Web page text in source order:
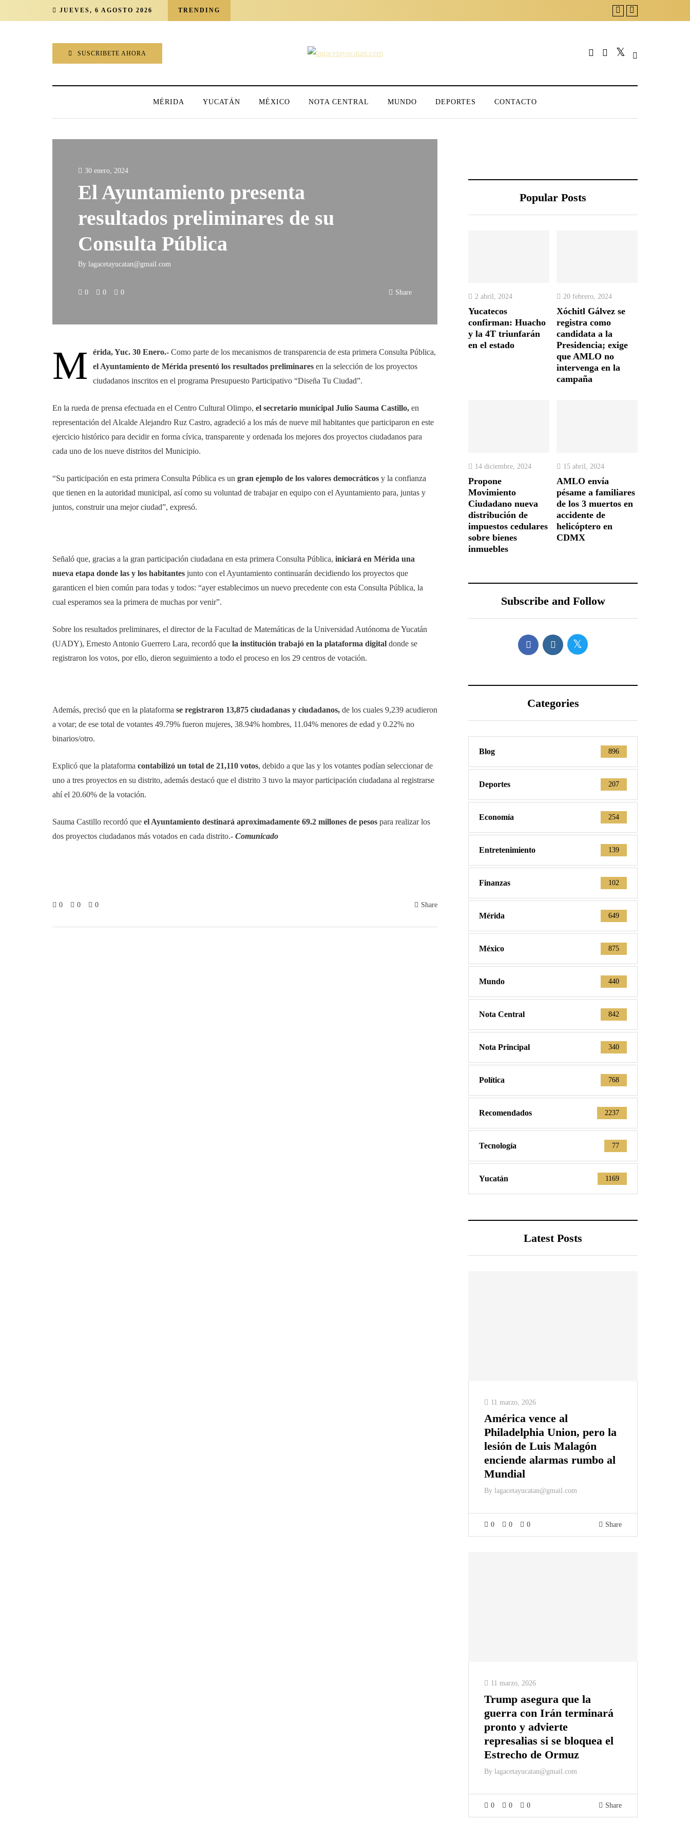
JUEVES, 6 AGOSTO 2026 TRENDING
SUSCRIBETE AHORA
MÉRIDA YUCATÁN MÉXICO NOTA CENTRAL MUNDO DEPORTES CONTACTO
30 enero, 2024
El Ayuntamiento presenta
resultados preliminares de su
Consulta Pública
By lagacetayucatan@gmail.com
0 0 0 Share
M érida, Yuc. 30 Enero.- Como parte de los mecanismos de transparencia de esta primera Consulta Pública,
el Ayuntamiento de Mérida presentó los resultados preliminares en la selección de los proyectos
ciudadanos inscritos en el programa Presupuesto Participativo “Diseña Tu Ciudad”.
En la rueda de prensa efectuada en el Centro Cultural Olimpo, el secretario municipal Julio Sauma Castillo, en
representación del Alcalde Alejandro Ruz Castro, agradeció a los más de nueve mil habitantes que participaron en este
ejercicio histórico para decidir en forma cívica, transparente y ordenada los mejores dos proyectos ciudadanos para
cada uno de los nueve distritos del Municipio.
“Su participación en esta primera Consulta Pública es un gran ejemplo de los valores democráticos y la confianza
que tienen en la autoridad municipal, así como su voluntad de trabajar en equipo con el Ayuntamiento para, juntas y
juntos, construir una mejor ciudad”, expresó.
Señaló que, gracias a la gran participación ciudadana en esta primera Consulta Pública, iniciará en Mérida una
nueva etapa donde las y los habitantes junto con el Ayuntamiento continuarán decidiendo los proyectos que
garanticen el bien común para todas y todos: “ayer establecimos un nuevo precedente con esta Consulta Pública, la
cual esperamos sea la primera de muchas por venir”.
Sobre los resultados preliminares, el director de la Facultad de Matemáticas de la Universidad Autónoma de Yucatán
(UADY), Ernesto Antonio Guerrero Lara, recordó que la institución trabajó en la plataforma digital donde se
registraron los votos, por ello, dieron seguimiento a todo el proceso en los 29 centros de votación.
Además, precisó que en la plataforma se registraron 13,875 ciudadanas y ciudadanos, de los cuales 9,239 acudieron
a votar; de ese total de votantes 49.79% fueron mujeres, 38.94% hombres, 11.04% menores de edad y 0.22% no
binarios/otro.
Explicó que la plataforma contabilizó un total de 21,110 votos, debido a que las y los votantes podían seleccionar de
uno a tres proyectos en su distrito, además destacó que el distrito 3 tuvo la mayor participación ciudadana al registrarse
ahí el 20.60% de la votación.
Sauma Castillo recordó que el Ayuntamiento destinará aproximadamente 69.2 millones de pesos para realizar los
dos proyectos ciudadanos más votados en cada distrito.- Comunicado
0 0 0 Share
Popular Posts
2 abril, 2024
Yucatecos
confirman: Huacho
y la 4T triunfarán
en el estado
20 febrero, 2024
Xóchitl Gálvez se
registra como
candidata a la
Presidencia; exige
que AMLO no
intervenga en la
campaña
14 diciembre, 2024
Propone
Movimiento
Ciudadano nueva
distribución de
impuestos cedulares
sobre bienes
inmuebles
15 abril, 2024
AMLO envía
pésame a familiares
de los 3 muertos en
accidente de
helicóptero en
CDMX
Subscribe and Follow
Categories
Blog 896
Deportes 207
Economía 254
Entretenimiento 139
Finanzas 102
Mérida 649
México 875
Mundo 440
Nota Central 842
Nota Principal 340
Política 768
Recomendados 2237
Tecnología 77
Yucatán 1169
Latest Posts
11 marzo, 2026
América vence al
Philadelphia Union, pero la
lesión de Luis Malagón
enciende alarmas rumbo al
Mundial
By lagacetayucatan@gmail.com
0 0 0 Share
11 marzo, 2026
Trump asegura que la
guerra con Irán terminará
pronto y advierte
represalias si se bloquea el
Estrecho de Ormuz
By lagacetayucatan@gmail.com
0 0 0 Share